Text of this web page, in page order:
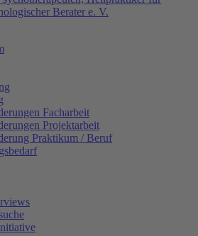
Facharbeit
Projektarbeit
Praktikum / Beruf